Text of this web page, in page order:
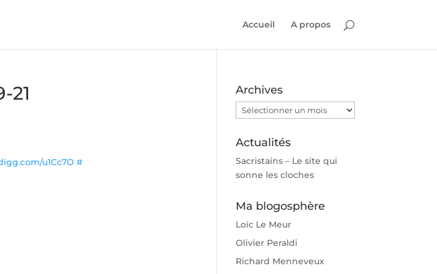
Accueil A propos
21
u1Cc7O #
Archives
Archives
Actualités
Sacristains – Le site qui
sonne les cloches
Ma blogosphère
Loïc Le Meur
Olivier Peraldi
Richard Menneveux